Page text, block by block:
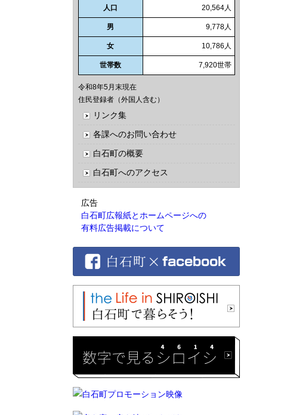
人口 20,564人
男 9,778人
女 10,786人
世帯数 7,920世帯
令和8年5月末現在
住民登録者（外国人含む）
リンク集
各課へのお問い合わせ
白石町の概要
白石町へのアクセス
広告
白石町広報紙とホームページへの
有料広告掲載について